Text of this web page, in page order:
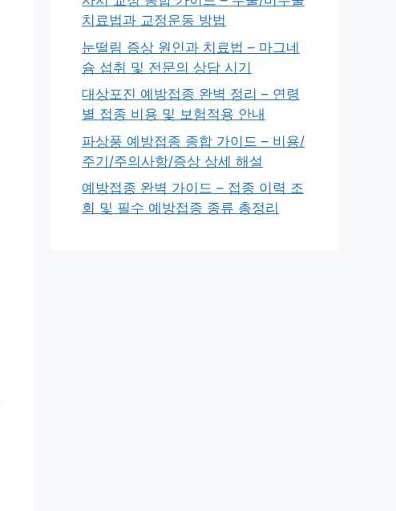
치료법과 교정운동 방법
눈떨림 증상 원인과 치료법 – 마그네
슘 섭취 및 전문의 상담 시기
대상포진 예방접종 완벽 정리 – 연령
별 접종 비용 및 보험적용 안내
파상풍 예방접종 종합 가이드 – 비용/
주기/주의사항/증상 상세 해설
예방접종 완벽 가이드 – 접종 이력 조
회 및 필수 예방접종 종류 총정리